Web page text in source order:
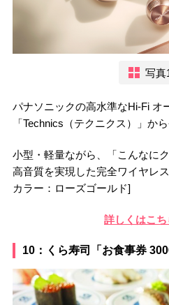
写真
パナソニックの高水準なHi-Fi オ
「Technics（テクニクス）」から
小型・軽量ながら、「こんなに
高音質を実現した完全ワイヤレ
カラー：ローズゴールド]
詳しくはこち
10：くら寿司「お食事券